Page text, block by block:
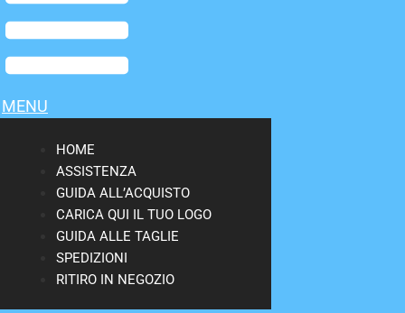
MENU
HOME
ASSISTENZA
GUIDA ALL’ACQUISTO
CARICA QUI IL TUO LOGO
GUIDA ALLE TAGLIE
SPEDIZIONI
RITIRO IN NEGOZIO